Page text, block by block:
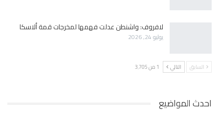
لافروف: واشنطن عدلت فهمها لمخرجات قمة ألاسكا
يوليو 24, 2026
السابق التالي 1 من 3٬705
احدث المواضيع